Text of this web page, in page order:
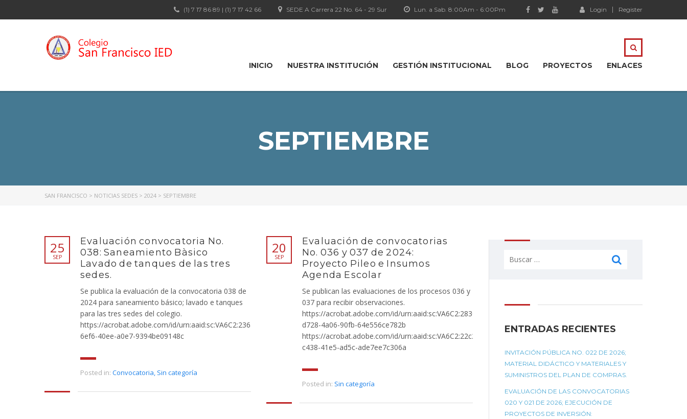
Login Register
Lun. a Sab. 8:00Am - 6:00Pm
SEDE A Carrera 22 No. 64 - 29 Sur
(1) 7 17 86 89 | (1) 7 17 42 66
INICIO NUESTRA INSTITUCIÓN GESTIÓN INSTITUCIONAL BLOG PROYECTOS ENLACES
SEPTIEMBRE
SAN FRANCISCO > NOTICIAS SEDES > 2024 > SEPTIEMBRE
25
SEP
Evaluación convocatoria No.
038: Saneamiento Bàsico
Lavado de tanques de las tres
sedes.
Se publica la evaluación de la convocatoria 038 de
2024 para saneamiento básico; lavado e tanques
para las tres sedes del colegio.
https://acrobat.adobe.com/id/urn:aaid:sc:VA6C2:236a6383-
6ef6-40ee-a0e7-9394be09148c
Posted in: Convocatoria, Sin categoría
20
SEP
Evaluación de convocatorias
No. 036 y 037 de 2024:
Proyecto Pileo e Insumos
Agenda Escolar
Se publican las evaluaciones de los procesos 036 y
037 para recibir observaciones.
https://acrobat.adobe.com/id/urn:aaid:sc:VA6C2:283088af-
d728-4a06-90fb-64e556ce782b
https://acrobat.adobe.com/id/urn:aaid:sc:VA6C2:22c2c284-
c438-41e5-ad5c-ade7ee7c306a
Posted in: Sin categoría
Buscar:
ENTRADAS RECIENTES
INVITACIÓN PÚBLICA NO. 022 DE 2026;
MATERIAL DIDÁCTICO Y MATERIALES Y
SUMINISTROS DEL PLAN DE COMPRAS.
EVALUACIÓN DE LAS CONVOCATORIAS
020 Y 021 DE 2026; EJECUCIÓN DE
PROYECTOS DE INVERSIÓN: